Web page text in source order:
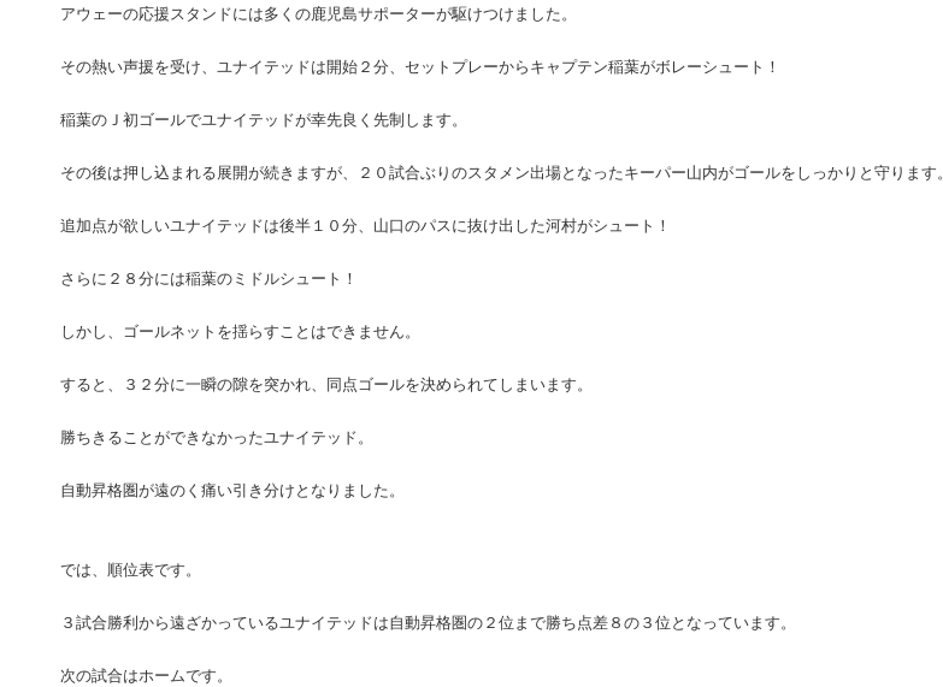
アウェーの応援スタンドには多くの鹿児島サポーターが駆けつけました。
その熱い声援を受け、ユナイテッドは開始２分、セットプレーからキャプテン稲葉がボレーシュート！
稲葉のＪ初ゴールでユナイテッドが幸先良く先制します。
その後は押し込まれる展開が続きますが、２０試合ぶりのスタメン出場となったキーパー山内がゴールをしっかりと守ります。
追加点が欲しいユナイテッドは後半１０分、山口のパスに抜け出した河村がシュート！
さらに２８分には稲葉のミドルシュート！
しかし、ゴールネットを揺らすことはできません。
すると、３２分に一瞬の隙を突かれ、同点ゴールを決められてしまいます。
勝ちきることができなかったユナイテッド。
自動昇格圏が遠のく痛い引き分けとなりました。
では、順位表です。
３試合勝利から遠ざかっているユナイテッドは自動昇格圏の２位まで勝ち点差８の３位となっています。
次の試合はホームです。